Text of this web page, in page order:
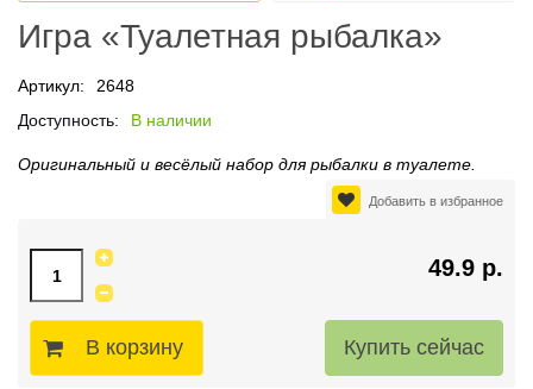
Игра «Туалетная рыбалка»
Артикул:
2648
Доступность:
В наличии
Оригинальный и весёлый набор для рыбалки в туалете.
Добавить в избранное
49.9 р.
В корзину